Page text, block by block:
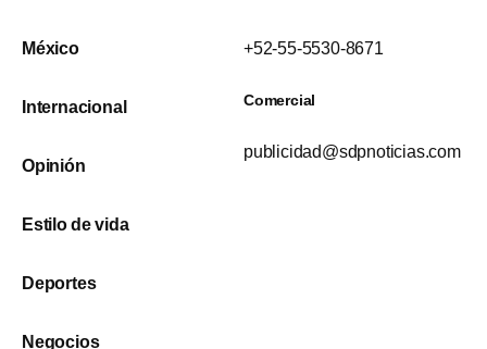
México
Internacional
Opinión
Estilo de vida
Deportes
Negocios
+52-55-5530-8671
Comercial
publicidad@sdpnoticias.com